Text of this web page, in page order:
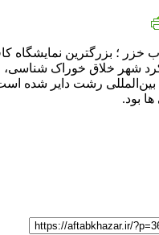
خزر ؛ بزرگترین نمایشگاه
بین‌المللی رشت دایر شده
بود.